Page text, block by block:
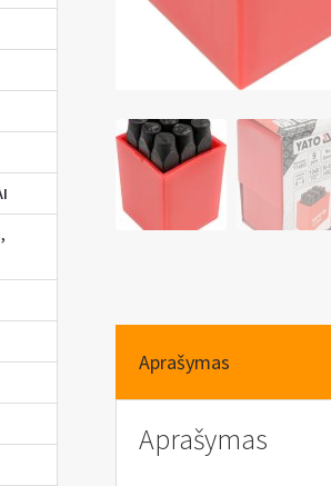
Aprašymas
Aprašymas